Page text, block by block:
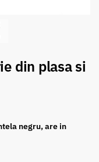
din plasa si
negru, are in